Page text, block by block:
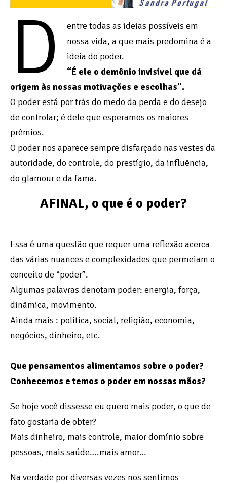
D
entre todas as ideias possíveis em
nossa vida, a que mais predomina é a
ideia do poder.
“É ele o demônio invisível que dá
origem às nossas motivações e escolhas”.
O poder está por trás do medo da perda e do desejo
de controlar; é dele que esperamos os maiores
prêmios.
O poder nos aparece sempre disfarçado nas vestes da
autoridade, do controle, do prestígio, da influência,
do glamour e da fama.
AFINAL, o que é o poder?
Essa é uma questão que requer uma reflexão acerca
das várias nuances e complexidades que permeiam o
conceito de “poder”.
Algumas palavras denotam poder: energia, força,
dinâmica, movimento.
Ainda mais : política, social, religião, economia,
negócios, dinheiro, etc.
Que pensamentos alimentamos sobre o poder?
Conhecemos e temos o poder em nossas mãos?
Se hoje você dissesse eu quero mais poder, o que de
fato gostaria de obter?
Mais dinheiro, mais controle, maior domínio sobre
pessoas, mais saúde….mais amor…
Na verdade por diversas vezes nos sentimos